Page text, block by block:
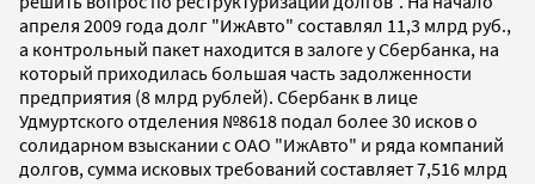
апреля 2009 года долг "ИжАвто" составлял 11,3 млрд руб.,
а контрольный пакет находится в залоге у Сбербанка, на
который приходилась большая часть задолженности
предприятия (8 млрд рублей). Сбербанк в лице
Удмуртского отделения №8618 подал более 30 исков о
солидарном взыскании с ОАО "ИжАвто" и ряда компаний
долгов, сумма исковых требований составляет 7,516 млрд